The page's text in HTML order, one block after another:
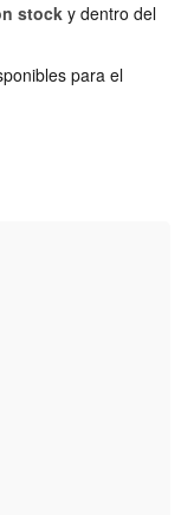
stocky dentro del
para el